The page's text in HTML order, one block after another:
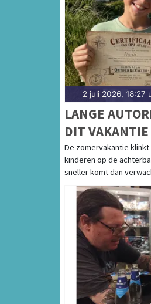
2 juli 2026, 18:27
LANGE
DIT VAKANTIE
JE ZONDER
De zomervakantie
kinderen op de
sneller komt dan